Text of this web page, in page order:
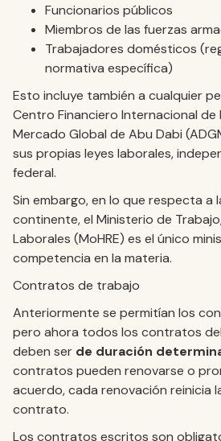
Funcionarios públicos
Miembros de las fuerzas
Trabajadores domésticos
normativa específica)
Esto incluye también a cualquier
Centro Financiero Internacional de
Mercado Global de Abu Dabi
sus propias leyes laborales,
federal.
Sin embargo, en lo que respecta a
continente, el Ministerio de
Laborales (MoHRE) es el único
competencia en la materia.
Contratos de trabajo
Anteriormente se permitían los
pero ahora todos los contratos
deben ser de duración
contratos pueden renovarse o
acuerdo, cada renovación reinicia
contrato.
Los contratos escritos son